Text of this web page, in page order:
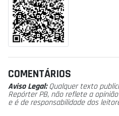
COMENTÁRIOS
Aviso Legal:Qualquer texto
Repórter PB, não reflete a
e é de responsabilidade dos